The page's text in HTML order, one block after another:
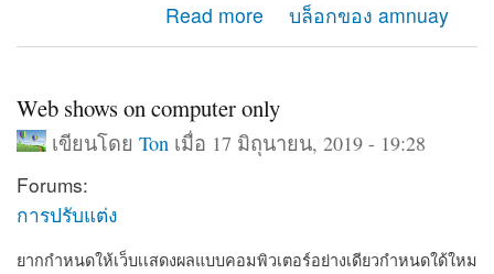
Read more
about เมื่อเพจโดนแฮก เพจถูกแฮก จะกู้เพจคืนได้อย่างไร
บล็อกของ amnuay
Web shows on computer only
เขียนโดย Ton เมื่อ 17 มิถุนายน, 2019 - 19:28
Forums:
การปรับแต่ง
ยากกำหนดให้เว็บเเสดงผลแบบคอมพิวเตอร์อย่างเดียวกำหนดใด้ใหม